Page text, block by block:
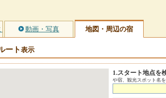
動画・写真 地図・周辺の宿
ート表示
1.スタート地点を
や宿、観光スポット名